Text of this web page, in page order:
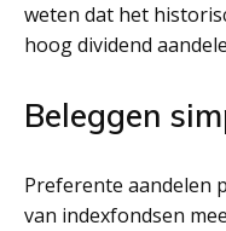
weten dat het
hoog dividend
Beleggen
Preferente aandelen
van indexfondsen